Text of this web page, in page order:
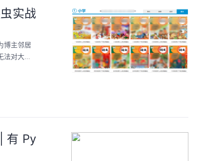
实战
博主邻居
法对大...
有 Py